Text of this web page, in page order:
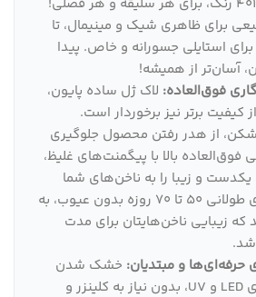
برای ظاهری شیک و مینیمال، تا
استایلی جسورانه و خاص. پیدا
آسان‌تر از همیشه!
فوق‌العاده: لاک ژل ساده پایون،
کیفیت برتر نیز برخوردار است.
از هدر رفتن محصول جلوگیری
بالا با پیگمنت‌های غلیظ،
یکدست و زیبا را به ناخن‌های شما
می‌بخشد. و ماندگاری طولانی 50 تا 70 روزه بدون عیوب، به
زیبایی ناخن‌هایتان برای مدت
شد.
حرفه‌ای‌ها و مبتدیان: خشک شدن
سریع در دستگاه‌های LED و UV، بدون نیاز به کلینزر و